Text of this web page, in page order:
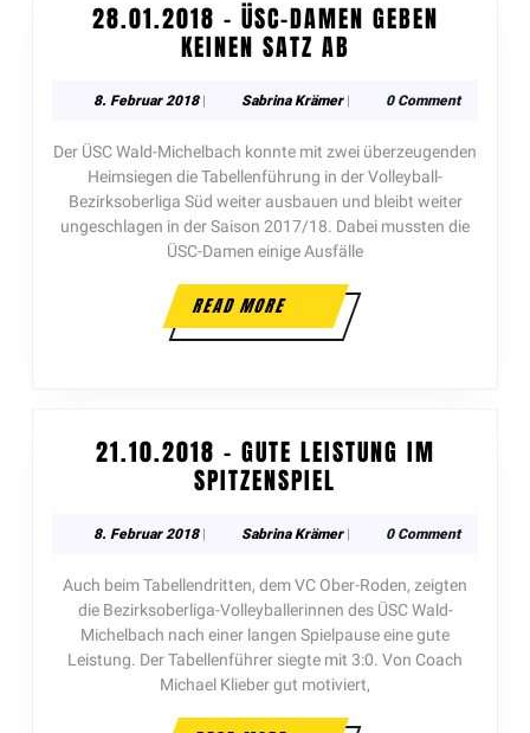
28.01.2018 – ÜSC-DAMEN GEBEN
KEINEN SATZ AB
8. Februar 2018 | Sabrina Krämer | 0 Comment
Der ÜSC Wald-Michelbach konnte mit zwei überzeugenden
Heimsiegen die Tabellenführung in der Volleyball-
Bezirksoberliga Süd weiter ausbauen und bleibt weiter
ungeschlagen in der Saison 2017/18. Dabei mussten die
ÜSC-Damen einige Ausfälle
READ MORE
21.10.2018 – GUTE LEISTUNG IM
SPITZENSPIEL
8. Februar 2018 | Sabrina Krämer | 0 Comment
Auch beim Tabellendritten, dem VC Ober-Roden, zeigten
die Bezirksoberliga-Volleyballerinnen des ÜSC Wald-
Michelbach nach einer langen Spielpause eine gute
Leistung. Der Tabellenführer siegte mit 3:0. Von Coach
Michael Klieber gut motiviert,